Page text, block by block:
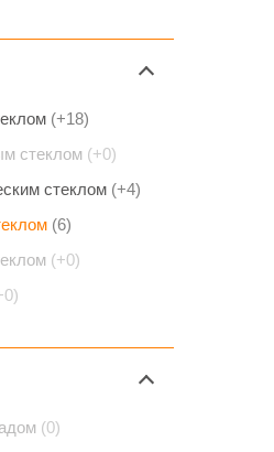
(+18)
стеклом (+0)
стеклом (+4)
(6)
(+0)
(0)